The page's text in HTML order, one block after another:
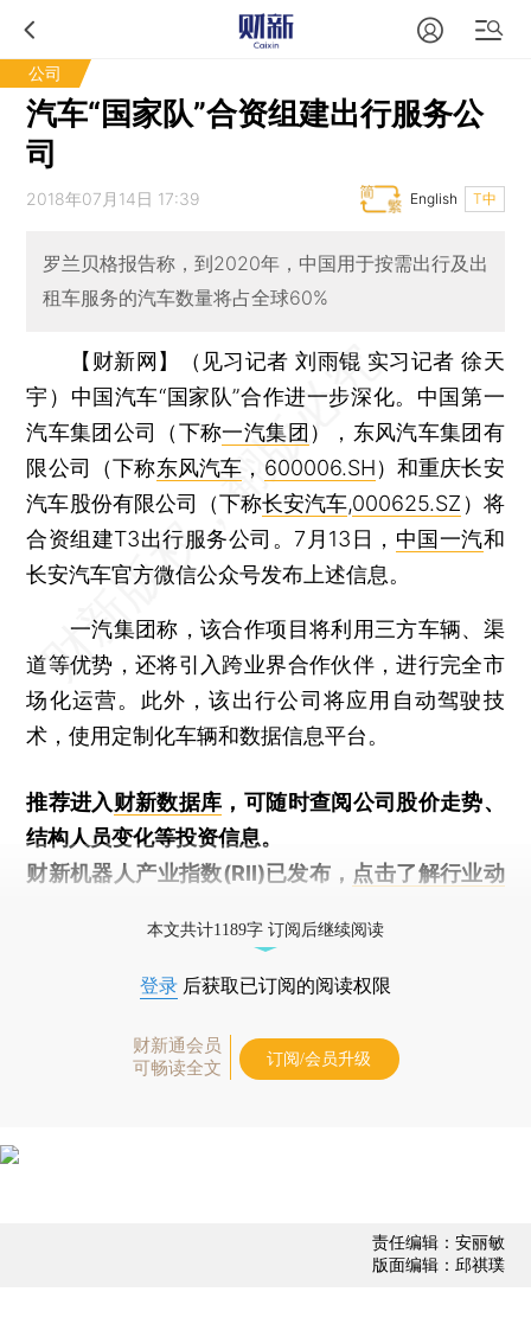
公司
汽车“国家队”合资组建出行服务公
司
2018年07月14日 17:39 T中
English
罗兰贝格报告称，到2020年，中国用于按需出行及出
租车服务的汽车数量将占全球60%
【财新网】（见习记者 刘雨锟 实习记者 徐天
宇） 中国汽车“国家队”合作进一步深化。中国第一
汽车集团公司（下称一汽集团 ），东风汽车集团有
限公司（下称东风汽车 ， 600006.SH）和重庆长安
汽车股份有限公司（下称长安汽车,000625.SZ ）将
合资组建T3出行服务公司。7月13日， 中国一汽和
长安汽车官方微信公众号发布上述信息。
一汽集团称，该合作项目将利用三方车辆、渠
道等优势，还将引入跨业界合作伙伴，进行完全市
场化运营。此外，该出行公司将应用自动驾驶技
术，使用定制化车辆和数据信息平台。
推荐进入财新数据库 ，可随时查阅公司股价走势、
结构人员变化等投资信息。
财新机器人产业指数(RII)已发布， 点击了解行业动
本文共计1189字 订阅后继续阅读
登录 后获取已订阅的阅读权限
财新通会员
可畅读全文
订阅/会员升级
责任编辑：安丽敏
版面编辑：邱祺璞